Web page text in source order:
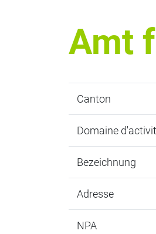
Amt
Canton
Domaine
Bezeichnung
Adresse
NPA